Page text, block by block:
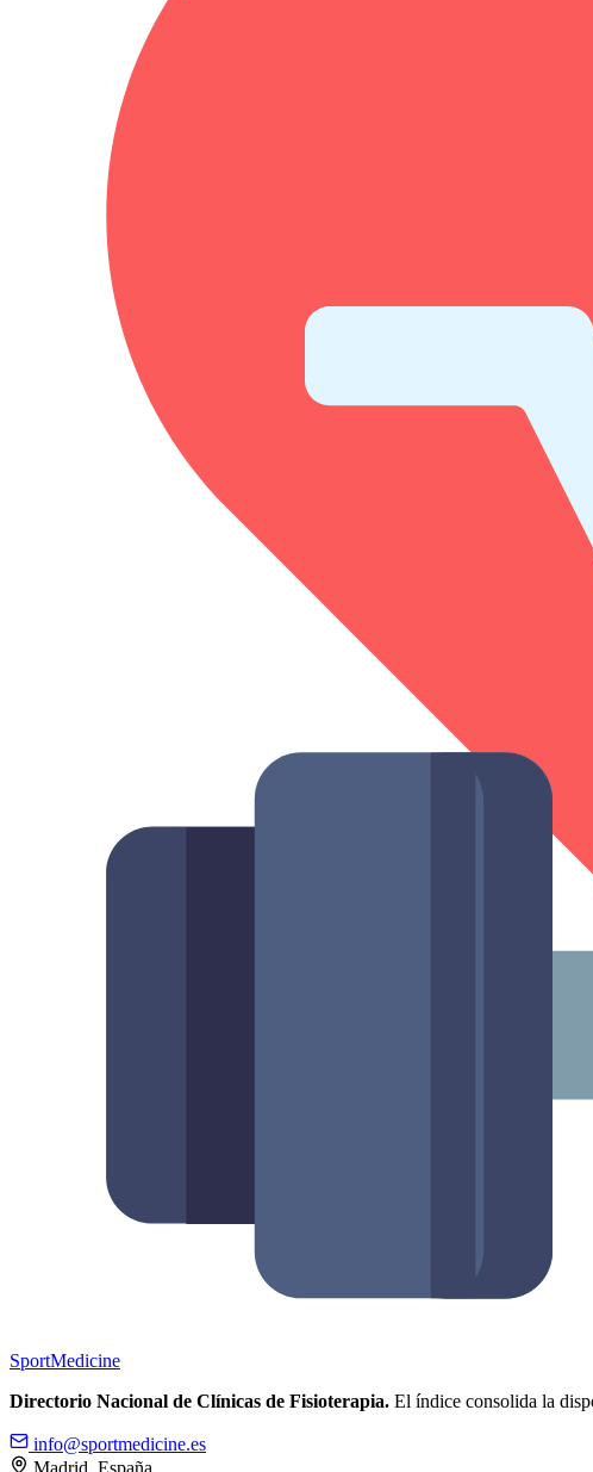
SportMedicine
Directorio Nacional de Clínicas de Fisioterapia. El índice consolida la
info@sportmedicine.es